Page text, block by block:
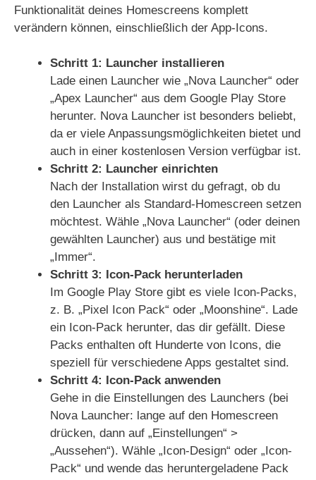
Funktionalität deines Homescreens komplett
verändern können, einschließlich der App-Icons.
Schritt 1: Launcher installieren
Lade einen Launcher wie „Nova Launcher“ oder
„Apex Launcher“ aus dem Google Play Store
herunter. Nova Launcher ist besonders beliebt,
da er viele Anpassungsmöglichkeiten bietet und
auch in einer kostenlosen Version verfügbar ist.
Schritt 2: Launcher einrichten
Nach der Installation wirst du gefragt, ob du
den Launcher als Standard-Homescreen setzen
möchtest. Wähle „Nova Launcher“ (oder deinen
gewählten Launcher) aus und bestätige mit
„Immer“.
Schritt 3: Icon-Pack herunterladen
Im Google Play Store gibt es viele Icon-Packs,
z. B. „Pixel Icon Pack“ oder „Moonshine“. Lade
ein Icon-Pack herunter, das dir gefällt. Diese
Packs enthalten oft Hunderte von Icons, die
speziell für verschiedene Apps gestaltet sind.
Schritt 4: Icon-Pack anwenden
Gehe in die Einstellungen des Launchers (bei
Nova Launcher: lange auf den Homescreen
drücken, dann auf „Einstellungen“ >
„Aussehen“). Wähle „Icon-Design“ oder „Icon-
Pack“ und wende das heruntergeladene Pack